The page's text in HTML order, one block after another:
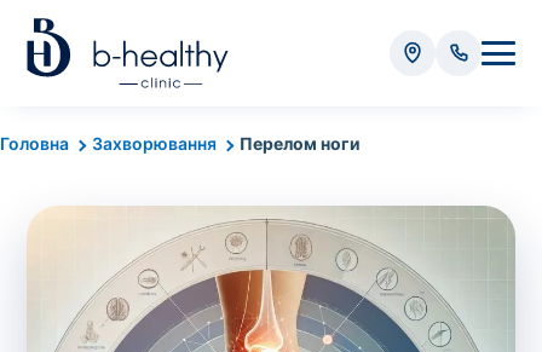
Головна Захворювання Перелом ноги
Аналізи
Вартість забору крові - 50 грн
Вартість забору біоматеріалу (крім крові) - від
35 грн